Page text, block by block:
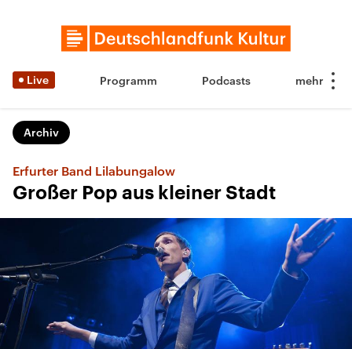
Live Programm Podcasts
Archiv
Erfurter Band Lilabungalow
Großer Pop aus kleiner Stadt